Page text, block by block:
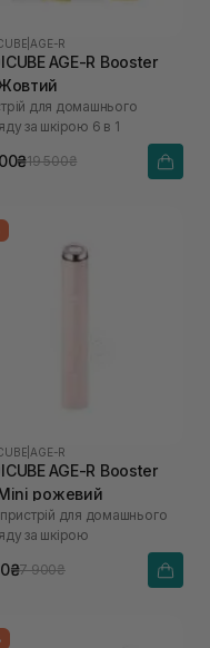
AGE-R
AGE-R Booster
для домашнього
за шкірою 6 в 1
19 500₴
AGE-R
AGE-R Booster
рожевий
пристрій для домашнього
за шкірою
7 900₴